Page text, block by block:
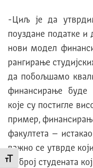
Промени величину слова
-Циљ је да
поуздане податке
нови модел
рангирање
да побољшамо
финансирање буде
које су постигле
пример,
факултета –
важно се утврде
то број студената